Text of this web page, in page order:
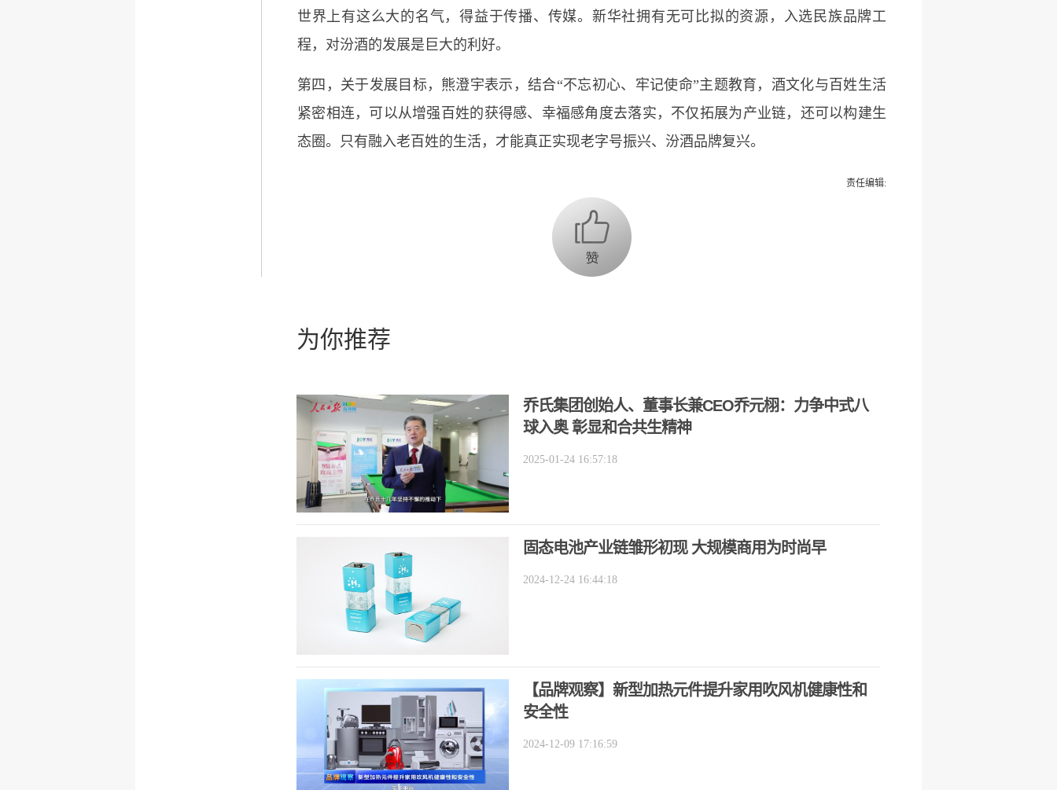
世界上有这么大的名气，得益于传播、传媒。新华社拥有无可比拟的资源，入选民族品牌工
程，对汾酒的发展是巨大的利好。
第四，关于发展目标，熊澄宇表示，结合“不忘初心、牢记使命”主题教育，酒文化与百姓生活
紧密相连，可以从增强百姓的获得感、幸福感角度去落实，不仅拓展为产业链，还可以构建生
态圈。只有融入老百姓的生活，才能真正实现老字号振兴、汾酒品牌复兴。
责任编辑:
为你推荐
乔氏集团创始人、董事长兼CEO乔元栩：力争中式八
球入奥 彰显和合共生精神
2025-01-24 16:57:18
固态电池产业链雏形初现 大规模商用为时尚早
2024-12-24 16:44:18
【品牌观察】新型加热元件提升家用吹风机健康性和
安全性
2024-12-09 17:16:59